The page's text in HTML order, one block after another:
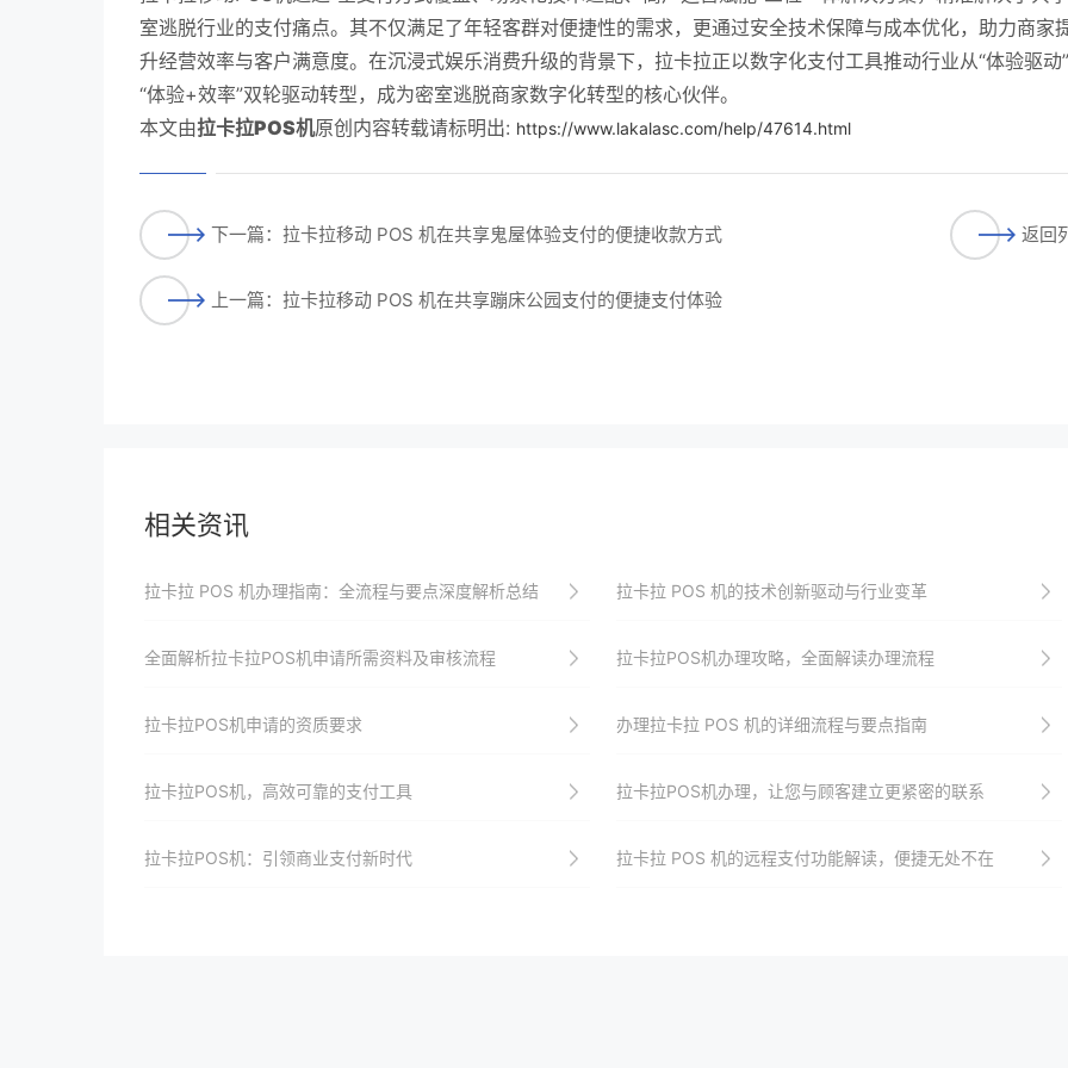
室逃脱行业的支付痛点。其不仅满足了年轻客群对便捷性的需求，更通过安全技术保障与成本优化，助力商家
升经营效率与客户满意度。在沉浸式娱乐消费升级的背景下，拉卡拉正以数字化支付工具推动行业从“体验驱动
“体验+效率”双轮驱动转型，成为密室逃脱商家数字化转型的核心伙伴。
本文由拉卡拉POS机原创内容转载请标明出: https://www.lakalasc.com/help/47614.html
下一篇：拉卡拉移动 POS 机在共享鬼屋体验支付的便捷收款方式
上一篇：拉卡拉移动 POS 机在共享蹦床公园支付的便捷支付体验
返回
相关资讯
拉卡拉 POS 机办理指南：全流程与要点深度解析总结 拉卡拉 POS 机的技术创新驱动与行业变革
全面解析拉卡拉POS机申请所需资料及审核流程 拉卡拉POS机办理攻略，全面解读办理流程
拉卡拉POS机申请的资质要求 办理拉卡拉 POS 机的详细流程与要点指南
拉卡拉POS机，高效可靠的支付工具 拉卡拉POS机办理，让您与顾客建立更紧密的联系
拉卡拉POS机：引领商业支付新时代 拉卡拉 POS 机的远程支付功能解读，便捷无处不在​